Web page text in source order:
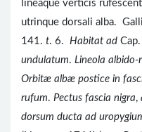
lineaque verticis
utrinque dorsali alba.
141. t. 6. Habitat ad
undulatum. Lineola
Orbitæ albæ postice in
rufum. Pectus fascia nigra,
dorsum ducta ad